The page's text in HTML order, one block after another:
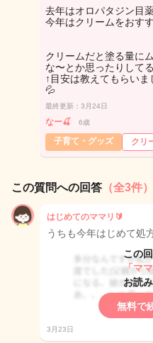
去年はオロパタジン目
今年はクリームをおす
クリームだと塗る量に
な〜とか思ったりして
↑目安は教えてもらい
💦
最終更新：3月24日
なー🍒 6歳
子育て・グッズ クリ
この質問への回答 （全3件）
はじめてのママリ🔰
うちも今年はじめて処
この
「マ
お読
無料で
3月23日